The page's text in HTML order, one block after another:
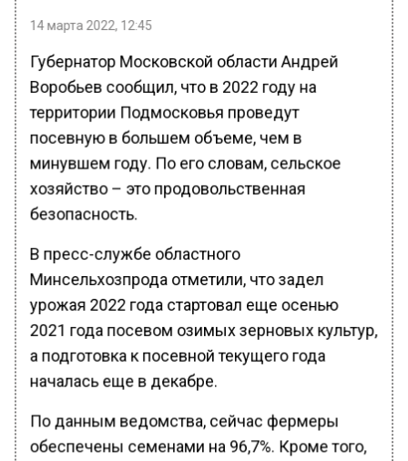
14 марта 2022, 12:45
Губернатор Московской области Андрей
Воробьев сообщил, что в 2022 году на
территории Подмосковья проведут
посевную в большем объеме, чем в
минувшем году. По его словам, сельское
хозяйство – это продовольственная
безопасность.
В пресс-службе областного
Минсельхозпрода отметили, что задел
урожая 2022 года стартовал еще осенью
2021 года посевом озимых зерновых культур,
а подготовка к посевной текущего года
началась еще в декабре.
По данным ведомства, сейчас фермеры
обеспечены семенами на 96,7%. Кроме того,